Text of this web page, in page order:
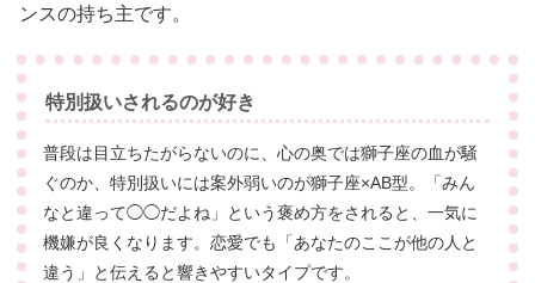
ンスの持ち主です。
特別扱いされるのが好き
普段は目立ちたがらないのに、心の奥では獅子座の血が騒
ぐのか、特別扱いには案外弱いのが獅子座×AB型。「みん
なと違って◯◯だよね」という褒め方をされると、一気に
機嫌が良くなります。恋愛でも「あなたのここが他の人と
違う」と伝えると響きやすいタイプです。